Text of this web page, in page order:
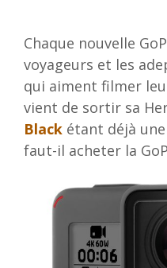
Chaque nouvelle
voyageurs et les
qui aiment filmer
vient de sortir sa
Black étant déjà
faut-il acheter la